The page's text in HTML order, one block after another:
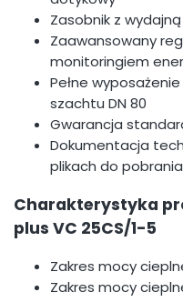
Zasobnik z
Zaawansowany
monitoringiem
Pełne
szachtu DN 80
Gwarancja
Dokumentacja
plikach do pobrania
Charakterystyka
plus VC 25CS/1-5
Zakres mocy
Zakres mocy